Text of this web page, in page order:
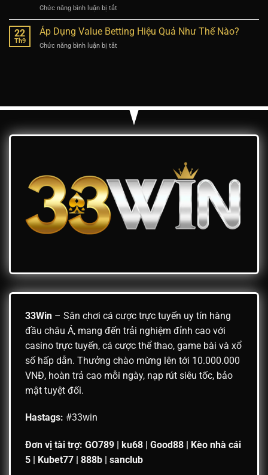
11/2025
tại
khuyến
mãi
Chức năng bình luận bị tắt
Review
Sách
Mới
22
Th9
Áp Dụng Value Betting Hiệu Quả Như Thế Nào?
Chức năng bình luận bị tắt
Quả
Nào?
33Win – Sân chơi cá cược trực tuyến uy tín hàng
đầu châu Á, mang đến trải nghiệm đỉnh cao với
casino trực tuyến, cá cược thể thao, game bài và xổ
số hấp dẫn. Thưởng chào mừng lên tới 10.000.000
VNĐ, hoàn trả cao mỗi ngày, nạp rút siêu tốc, bảo
mật tuyệt đối.
Hastags: #33win
Đơn vị tài trợ: GO789 | ku68 | Good88 | Kèo nhà cái
5 | Kubet77 | 888b | sanclub